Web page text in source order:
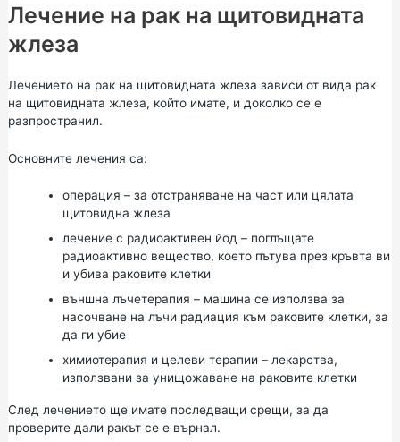
Лечение на рак на щитовидната
жлеза
Лечението на рак на щитовидната жлеза зависи от вида рак
на щитовидната жлеза, който имате, и доколко се е
разпространил.
Основните лечения са:
операция – за отстраняване на част или цялата
щитовидна жлеза
лечение с радиоактивен йод – поглъщате
радиоактивно вещество, което пътува през кръвта ви
и убива раковите клетки
външна лъчетерапия – машина се използва за
насочване на лъчи радиация към раковите клетки, за
да ги убие
химиотерапия и целеви терапии – лекарства,
използвани за унищожаване на раковите клетки
След лечението ще имате последващи срещи, за да
проверите дали ракът се е върнал.